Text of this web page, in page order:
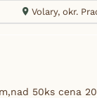
Volary, okr.
50ks cena